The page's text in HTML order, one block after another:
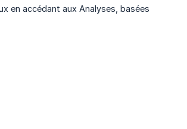
en accédant aux Analyses, basées